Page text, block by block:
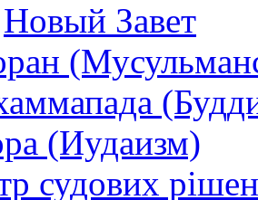
Новый Завет
(Иудаизм)
судових